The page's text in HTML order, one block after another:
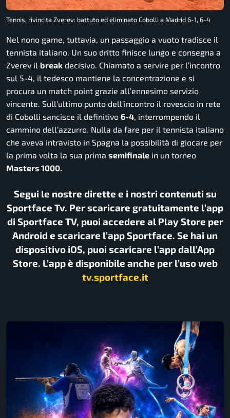
Tennis, rivincita Zverev: battuto ed eliminato Cobolli a Madrid 6-1, 6-4
Nel nono game, tuttavia, un passaggio a vuoto tradisce il
tennista italiano. Un suo dritto finisce lungo e consegna a
Zverev il break decisivo. Chiamato a servire per l’incontro
sul 5-4, il tedesco mantiene la concentrazione e si
procura un match point grazie all’ennesimo servizio
vincente. Sull’ultimo punto dell’incontro il rovescio in rete
di Cobolli sancisce il definitivo 6-4 , interrompendo il
cammino dell’azzurro. Nulla da fare per il tennista italiano
che aveva intravisto in Spagna la possibilità di giocare per
la prima volta la sua prima semifinale in un torneo
Masters 1000.
Segui le nostre dirette e i nostri contenuti su
Sportface Tv. Per scaricare gratuitamente l’app
di Sportface TV, puoi accedere al Play Store per
Android e scaricare l’app Sportface. Se hai un
dispositivo iOS, puoi scaricare l’app dall’App
Store. L’app è disponibile anche per l’uso web
tv.sportface.it